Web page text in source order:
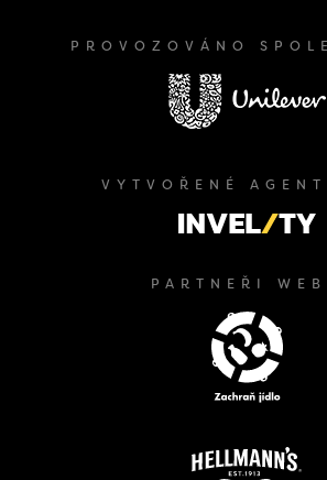
PROVOZOVÁNO
VYTVOŘENÉ
PARTNEŘI